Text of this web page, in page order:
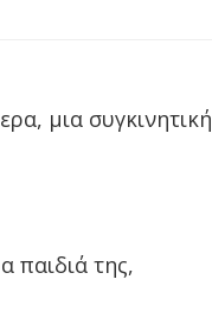
μια συγκινητική
παιδιά της,